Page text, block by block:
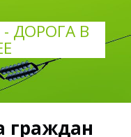
ДОРОГА В
граждан